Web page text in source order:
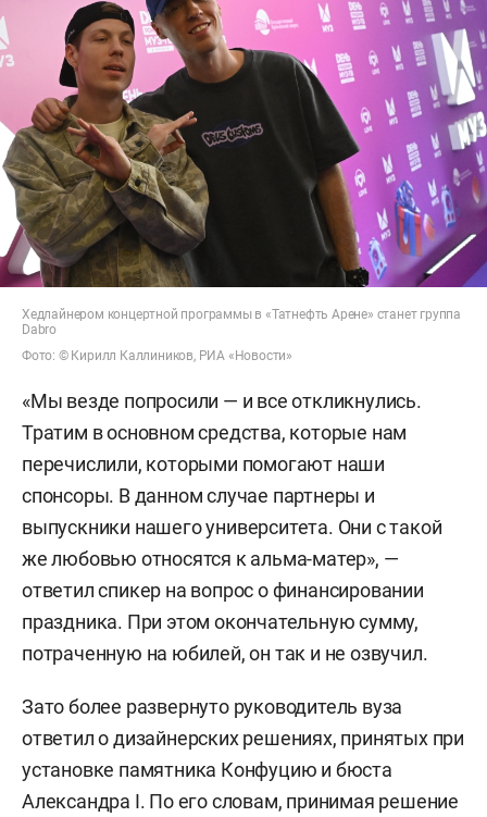
Хедлайнером концертной программы в «Татнефть Арене» станет группа
Dabro
Фото: © Кирилл Каллиников, РИА «Новости»
«Мы везде попросили — и все откликнулись.
Тратим в основном средства, которые нам
перечислили, которыми помогают наши
спонсоры. В данном случае партнеры и
выпускники нашего университета. Они с такой
же любовью относятся к альма-матер», —
ответил спикер на вопрос о финансировании
праздника. При этом окончательную сумму,
потраченную на юбилей, он так и не озвучил.
Зато более развернуто руководитель вуза
ответил о дизайнерских решениях, принятых при
установке памятника Конфуцию и бюста
Александра I. По его словам, принимая решение